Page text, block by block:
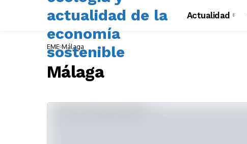
Actualidad
EME Málaga
Málaga